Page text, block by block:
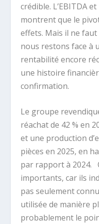
crédible. L’EBITDA
montrent que le
effets. Mais il ne faut
nous restons face à
rentabilité encore
une histoire
confirmation.
Le groupe
réachat de 42 % en
et une production
pièces en 2025, en
par rapport à 2024.
importants, car ils
pas seulement
utilisée de manière
probablement le